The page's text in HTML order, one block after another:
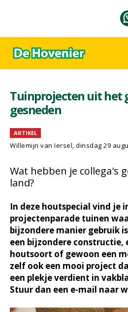
Tuinprojecten uit het
gesneden
ARTIKEL
Willemijn van Iersel, dinsdag 29
Wat hebben je collega's
land?
In deze houtspecial vind je
projectenparade tuinen
bijzondere manier gebruik
een bijzondere constructie,
houtsoort of gewoon een
zelf ook een mooi project
een plekje verdient in
Stuur dan een e-mail naar